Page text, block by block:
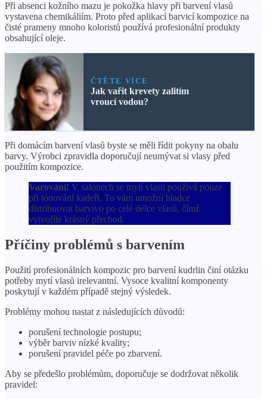
Při absenci kožního mazu je pokožka hlavy při barvení vlasů
vystavena chemikáliím. Proto před aplikací barvicí kompozice na
čisté prameny mnoho koloristů používá profesionální produkty
obsahující oleje.
ČTĚTE VÍCE
Jak vařit krevety zalitím
vroucí vodou?
Při domácím barvení vlasů byste se měli řídit pokyny na obalu
barvy. Výrobci zpravidla doporučují neumývat si vlasy před
použitím kompozice.
Varování! V salonech se mytí vlasů používá pouze
při tónování kadeří. To vám umožní hladce
distribuovat barvivo po celé délce vlasů, čímž
vytvoříte krásný přechod.
Příčiny problémů s barvením
Použití profesionálních kompozic pro barvení kudrlin činí otázku
potřeby mytí vlasů irelevantní. Vysoce kvalitní komponenty
poskytují v každém případě stejný výsledek.
Problémy mohou nastat z následujících důvodů:
porušení technologie postupu;
výběr barviv nízké kvality;
porušení pravidel péče po zbarvení.
Aby se předešlo problémům, doporučuje se dodržovat několik
pravidel: